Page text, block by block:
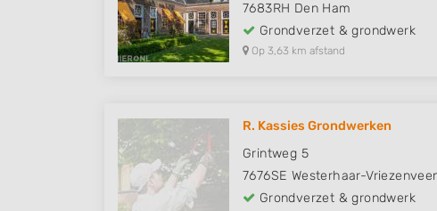
7683RH Den Ham
Grondverzet & grondwerk
Op 3,63 km afstand
R. Kassies Grondwerken
Grintweg 5
7676SE Westerhaar-
Grondverzet & grondwerk